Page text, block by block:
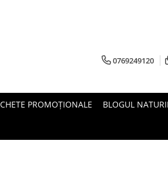
0769249120
PROMOȚIONALE BLOGUL NATURII